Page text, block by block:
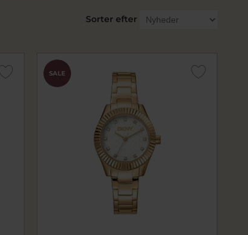
Sorter efter
SALE